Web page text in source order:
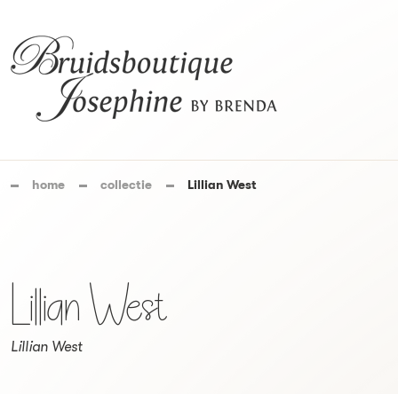
home collectie Lillian West
Lillian West
Lillian West